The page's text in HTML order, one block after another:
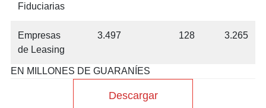
Fiduciarias
Empresas
de Leasing
3.497 128 3.265
EN MILLONES DE GUARANÍES
Descargar